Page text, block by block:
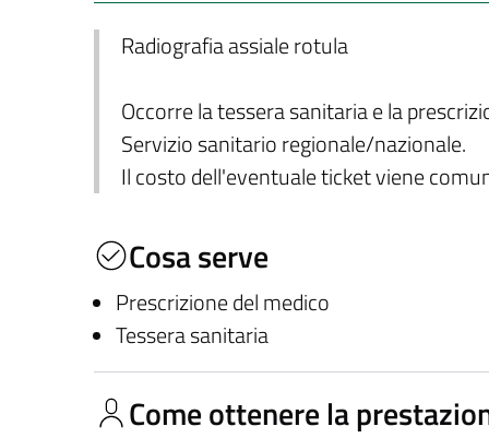
Radiografia assiale rotula
Occorre la tessera sanitaria e la
Servizio sanitario regionale/nazionale.
Il costo dell'eventuale ticket viene
Cosa serve
Prescrizione del medico
Tessera sanitaria
Come ottenere la